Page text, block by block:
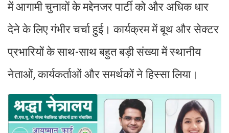
में आगामी चुनावों के मद्देनजर पार्टी को और अधिक धार
देने के लिए गंभीर चर्चा हुई। कार्यक्रम में बूथ और सेक्टर
प्रभारियों के साथ-साथ बहुत बड़ी संख्या में स्थानीय
नेताओं, कार्यकर्ताओं और समर्थकों ने हिस्सा लिया।